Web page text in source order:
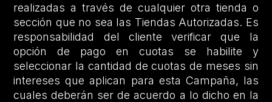
realizadas a través de cualquier otra tienda o
sección que no sea las Tiendas Autorizadas. Es
responsabilidad del cliente verificar que la
opción de pago en cuotas se habilite y
seleccionar la cantidad de cuotas de meses sin
intereses que aplican para esta Campaña, las
cuales deberán ser de acuerdo a lo dicho en la